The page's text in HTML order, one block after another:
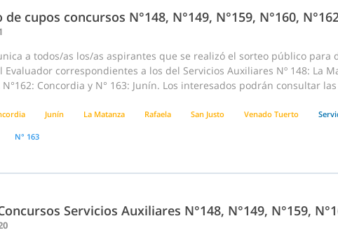
de cupos concursos N°148, N°149, N°159, N°160,
a todos/as los/as aspirantes que se realizó el sorteo público
correspondientes a los del Servicios Auxiliares Nº 148: La
N°162: Concordia y N° 163: Junín. Los interesados podrán consultar
Junín La Matanza Rafaela San Justo Venado Tuerto
N° 163
Servicios Auxiliares N°148, N°149, N°159,